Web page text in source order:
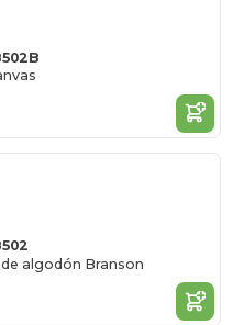
algodón Branson